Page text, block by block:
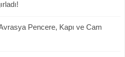
Pencere, Kapı ve Cam